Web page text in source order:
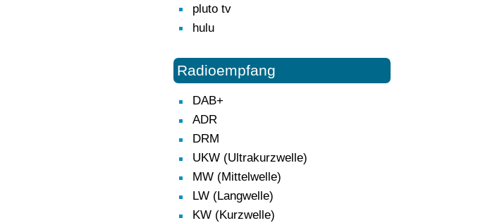
pluto tv
hulu
Radioempfang
DAB+
ADR
DRM
UKW (Ultrakurzwelle)
MW (Mittelwelle)
LW (Langwelle)
KW (Kurzwelle)